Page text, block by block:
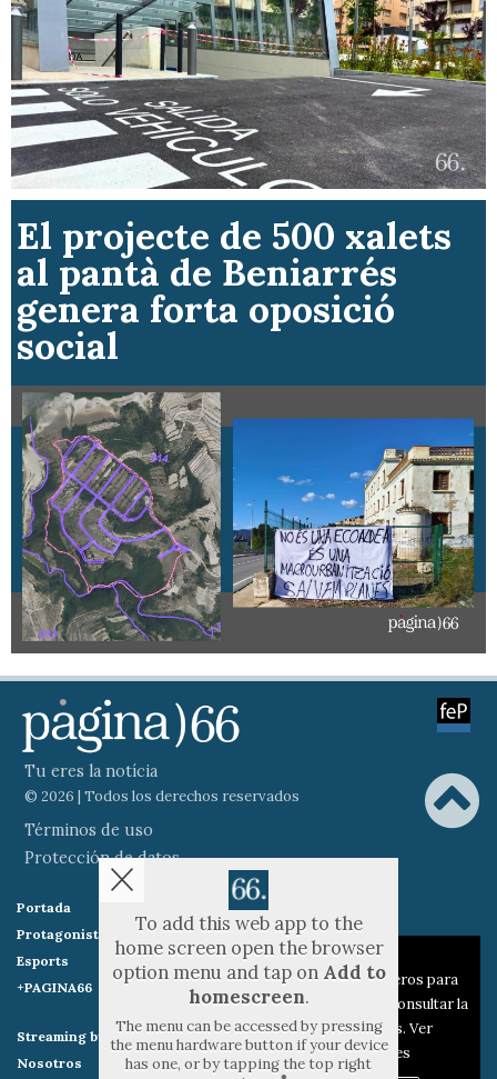
El projecte de 500 xalets
al pantà de Beniarrés
genera forta oposició
social
Tu eres la notícia
© 2026 | Todos los derechos reservados
Términos de uso
Protección de datos
Portada
Actualitat
Protagonistes
Festes
Esports
Comarques
+PAGINA66
VÍDEOS
Streaming by Pagina66)
Hemeroteca
Nosotros
Publicidad
To add this web app to the
home screen open the browser
option menu and tap on Add to
homescreen.
The menu can be accessed by pressing
the menu hardware button if your device
has one, or by tapping the top right
Aviso sobre el Uso de cookies:
Utilizamos cookies nuestras y de terceros para
el funcionamiento del digital. Puedes consultar la
lista de cookies y como desconectarlas. Ver
nuestra Política de Privacidad y Cookies